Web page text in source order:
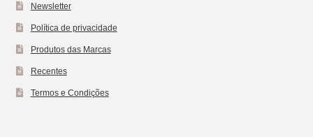
Newsletter
Política de privacidade
Produtos das Marcas
Recentes
Termos e Condições